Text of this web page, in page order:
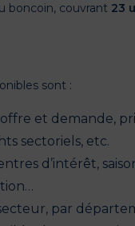
boncoin, couvrant 23
sont :
offre et demande,
sectoriels, etc.
d’intérêt,
par